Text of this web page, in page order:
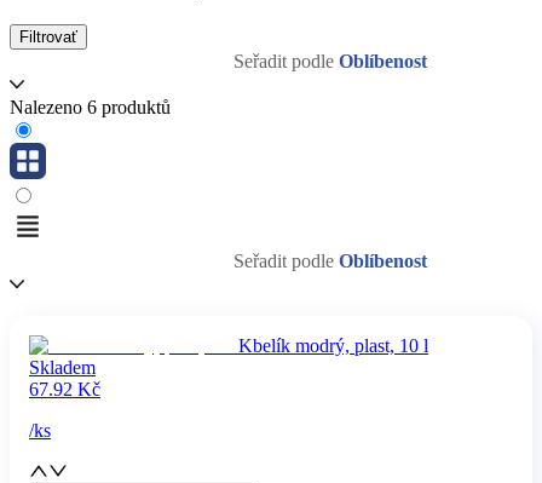
Filtrovať
Seřadit podle Oblíbenost
Nalezeno 6 produktů
Seřadit podle Oblíbenost
Kbelík modrý, plast, 10 l
Skladem
67.92 Kč
/ks